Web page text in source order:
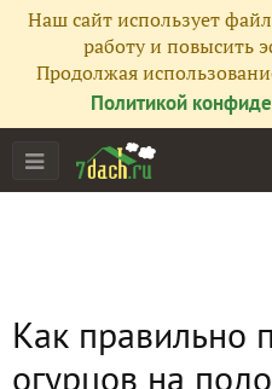
Наш сайт использует
работу и повысить
Продолжая
Политикой
Как правильно
огурцов на